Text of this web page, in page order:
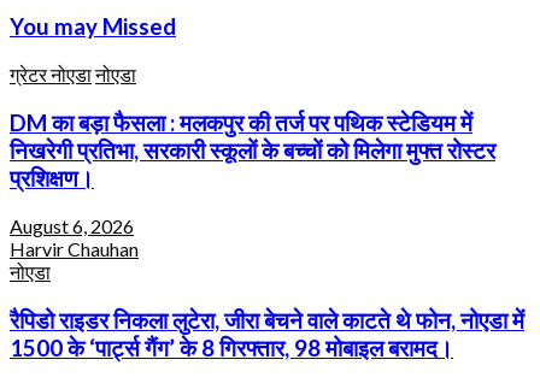
You may Missed
ग्रेटर नोएडानोएडा
DM का बड़ा फैसला : मलकपुर की तर्ज पर पथिक स्टेडियम में
निखरेगी प्रतिभा, सरकारी स्कूलों के बच्चों को मिलेगा मुफ्त रोस्टर
प्रशिक्षण।
August 6, 2026
Harvir Chauhan
नोएडा
रैपिडो राइडर निकला लुटेरा, जीरा बेचने वाले काटते थे फोन, नोएडा में
1500 के ‘पार्ट्स गैंग’ के 8 गिरफ्तार, 98 मोबाइल बरामद।